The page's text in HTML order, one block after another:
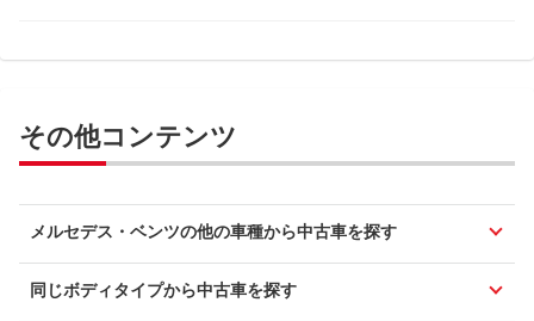
その他コンテンツ
メルセデス・ベンツの他の車種から中古車を探す
同じボディタイプから中古車を探す